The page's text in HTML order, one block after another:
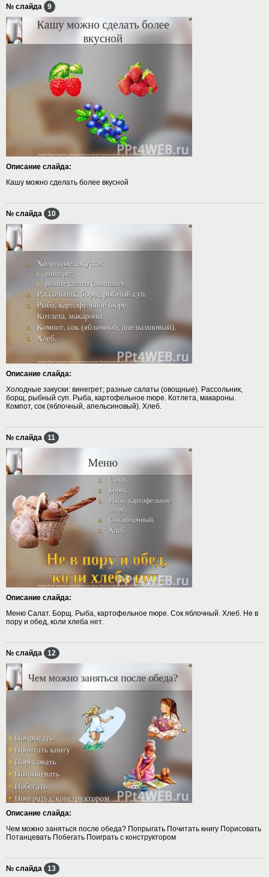
№ слайда 9
Описание слайда:
Кашу можно сделать более вкусной
№ слайда 10
Описание слайда:
Холодные закуски: винегрет; разные салаты (овощные). Рассольник,
борщ, рыбный суп. Рыба, картофельное пюре. Котлета, макароны.
Компот, сок (яблочный, апельсиновый). Хлеб.
№ слайда 11
Описание слайда:
Меню Салат. Борщ. Рыба, картофельное пюре. Сок яблочный. Хлеб. Не в
пору и обед, коли хлеба нет.
№ слайда 12
Описание слайда:
Чем можно заняться после обеда? Попрыгать Почитать книгу Порисовать
Потанцевать Побегать Поиграть с конструктором
№ слайда 13